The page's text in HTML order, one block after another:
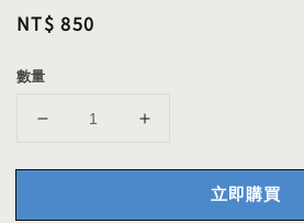
Regular
NT$ 850
數量
立即購買